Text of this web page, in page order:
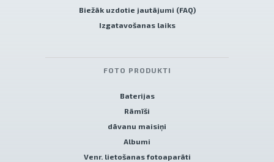
Biežāk uzdotie jautājumi (FAQ)
Izgatavošanas laiks
FOTO PRODUKTI
Baterijas
Rāmīši
dāvanu maisiņi
Albumi
Venr. lietošanas fotoaparāti